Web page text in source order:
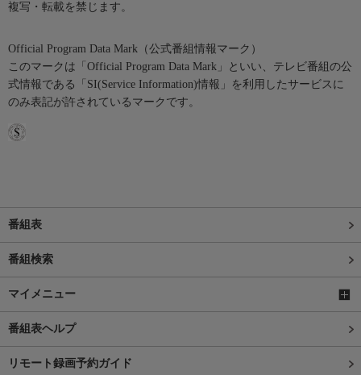
複写・転載を禁じます。
Official Program Data Mark（公式番組情報マーク）
このマークは「Official Program Data Mark」といい、テレビ番組の公
式情報である「SI(Service Information)情報」を利用したサービスに
のみ表記が許されているマークです。
番組表
番組検索
マイメニュー
番組表ヘルプ
リモート録画予約ガイド